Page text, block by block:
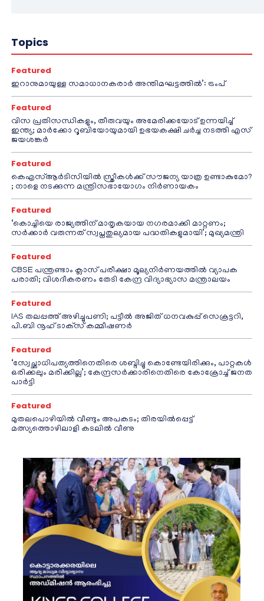
Topics
Featured
ഇറാനുമായുള്ള സമാധാനകരാർ അന്തിമഘട്ടത്തിൽ‌’: ട്രംപ്
Featured
വിസ പ്രതിസന്ധികളും, തീരുവയും അമേരിക്കയോട് ഉന്നയിച്ച്
ഇന്ത്യ; മാർക്കോ റൂബിയോയുമായി ഉഭയകക്ഷി ചർച്ച നടത്തി എസ്
ജയശങ്കർ
Featured
കെഎസ്ആർടിസിയിൽ സ്ത്രീകൾക്ക് സൗജന്യ യാത്ര ഉണ്ടാകുമോ?
; നാളെ നടക്കുന്ന മന്ത്രിസഭായോഗം നിർണായകം
Featured
‘കൊച്ചിയെ രാജ്യത്തിന് മാതൃകയായ നഗരമാക്കി മാറ്റണം;
സർക്കാർ വരുന്നത് സ്വപ്നതുല്യമായ പദ്ധതികളുമായി’; മുഖ്യമന്ത്രി
Featured
CBSE പന്ത്രണ്ടാം ക്ലാസ് പരീക്ഷാ മൂല്യനിർണയത്തിൽ വ്യാപക
പരാതി; വിശദീകരണം തേടി കേന്ദ്ര വിദ്യാഭ്യാസ മന്ത്രാലയം
Featured
IAS തലപ്പത്ത് അഴിച്ചുപണി; പട്ടീല്‍ അജിത് ധനവകുപ്പ് സെക്രട്ടറി,
പി.ബി നൂഹ് ടാക്‌സ് കമ്മീഷണര്‍
Featured
‘സ്വേച്ഛാധിപത്യത്തിനെതിരെ ശബ്ദിച്ചു കൊണ്ടേയിരിക്കും, പാറ്റകൾ
ഒരിക്കലും മരിക്കില്ല’; കേന്ദ്രസർക്കാരിനെതിരെ കോക്രോച്ച് ജനത
പാർട്ടി
Featured
മുതലപൊഴിയിൽ വീണ്ടും അപകടം; തിരയിൽപ്പെട്ട്
മത്സ്യത്തൊഴിലാളി കടലിൽ വീണു